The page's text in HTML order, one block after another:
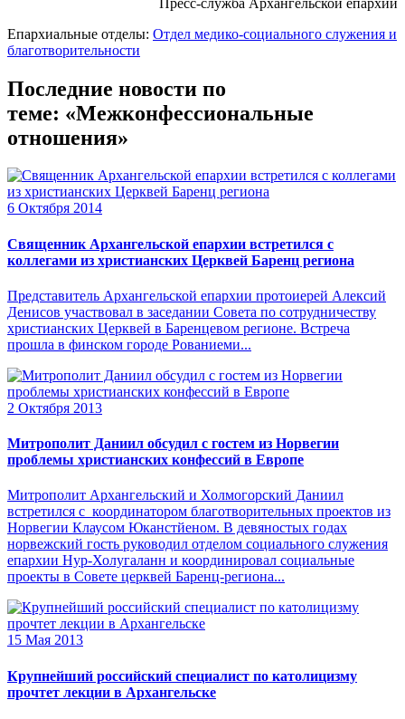
Епархиальные отделы: Отдел медико-социального служения и
благотворительности
Последние новости по
теме: «Межконфессиональные
отношения»
6 Октября 2014
Священник Архангельской епархии встретился с
коллегами из христианских Церквей Баренц региона
Представитель Архангельской епархии протоиерей Алексий
Денисов участвовал в заседании Совета по сотрудничеству
христианских Церквей в Баренцевом регионе. Встреча
прошла в финском городе Рованиеми...
2 Октября 2013
Митрополит Даниил обсудил с гостем из Норвегии
проблемы христианских конфессий в Европе
Митрополит Архангельский и Холмогорский Даниил
встретился с координатором благотворительных проектов из
Норвегии Клаусом Юканстйеном. В девяностых годах
норвежский гость руководил отделом социального служения
епархии Нур-Холугаланн и координировал социальные
проекты в Совете церквей Баренц-региона...
15 Мая 2013
Крупнейший российский специалист по католицизму
прочтет лекции в Архангельске